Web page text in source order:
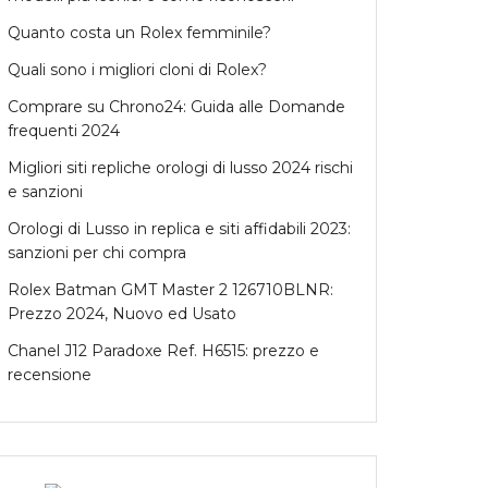
Quanto costa un Rolex femminile?
Quali sono i migliori cloni di Rolex?
Comprare su Chrono24: Guida alle Domande
frequenti 2024
Migliori siti repliche orologi di lusso 2024 rischi
e sanzioni
Orologi di Lusso in replica e siti affidabili 2023:
sanzioni per chi compra
Rolex Batman GMT Master 2 126710BLNR:
Prezzo 2024, Nuovo ed Usato
Chanel J12 Paradoxe Ref. H6515: prezzo e
recensione